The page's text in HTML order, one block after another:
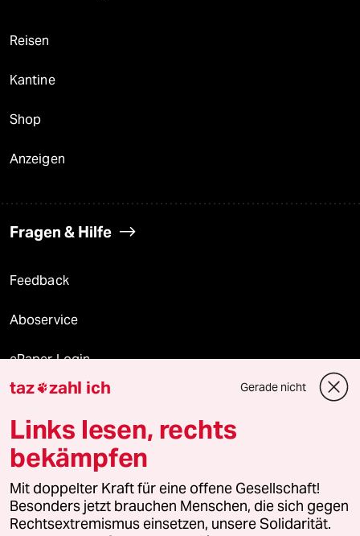
Reisen
Kantine
Shop
Anzeigen
Fragen & Hilfe
Feedback
Aboservice
ePaper Login
Downloads für Abonnierende
© 2026 taz Verlags und Vertriebs GmbH
Alle Rechte vorbehalten. Bei rechtlichen Fragen oder für Genehmigungen
wenden Sie sich bitte an
lizenzen@taz.de
taz zahl ich Gerade nicht
Links lesen, rechts
bekämpfen
Mit doppelter Kraft für eine offene Gesellschaft!
Besonders jetzt brauchen Menschen, die sich gegen
Rechtsextremismus einsetzen, unsere Solidarität.